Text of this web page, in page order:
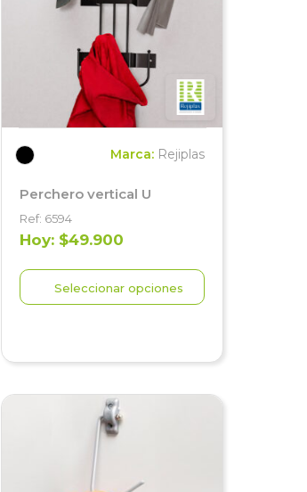
Marca: Rejiplas
Perchero vertical U
Ref: 6594
Hoy: $49.900
Seleccionar opciones